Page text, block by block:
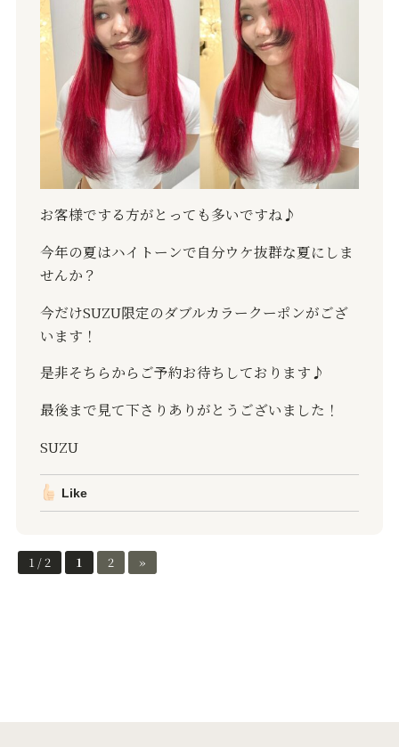
お客様でする方がとっても多いですね♪
今年の夏はハイトーンで自分ウケ抜群な夏にしま
せんか？
今だけSUZU限定のダブルカラークーポンがござ
います！
是非そちらからご予約お待ちしております♪
最後まで見て下さりありがとうございました！
SUZU
Like
1 / 2 1 2 »